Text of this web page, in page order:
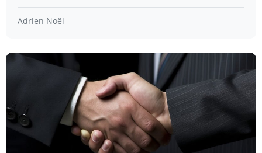
Adrien Noël